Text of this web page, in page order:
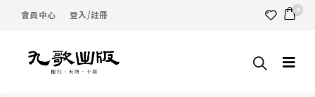
會員中心 登入/註冊 0